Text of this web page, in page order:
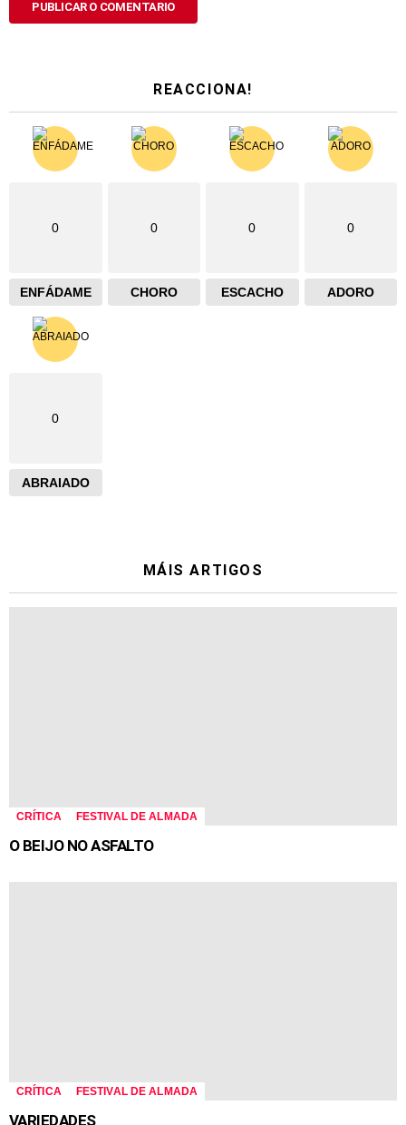
REACCIONA!
0
ENFÁDAME
0
CHORO
0
ESCACHO
0
ADORO
0
ABRAIADO
MÁIS ARTIGOS
CRÍTICA FESTIVAL DE ALMADA
O BEIJO NO ASFALTO
CRÍTICA FESTIVAL DE ALMADA
VARIEDADES